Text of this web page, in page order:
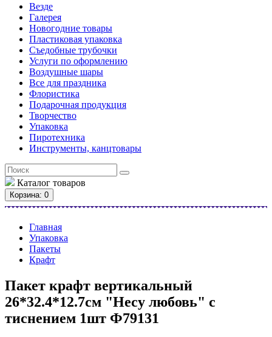
Везде
Галерея
Новогодние товары
Пластиковая упаковка
Съедобные трубочки
Услуги по оформлению
Воздушные шары
Все для праздника
Флористика
Подарочная продукция
Творчество
Упаковка
Пиротехника
Инструменты, канцтовары
Каталог товаров
Корзина: 0
Главная
Упаковка
Пакеты
Крафт
Пакет крафт вертикальный
26*32.4*12.7см "Несу любовь" с
тиснением 1шт Ф79131